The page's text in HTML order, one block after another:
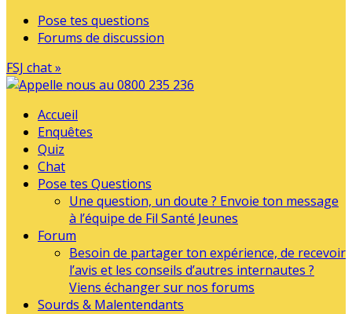
Pose tes questions
Forums de discussion
FSJ chat »
Accueil
Enquêtes
Quiz
Chat
Pose tes Questions
Une question, un doute ? Envoie ton message
à l’équipe de Fil Santé Jeunes
Forum
Besoin de partager ton expérience, de recevoir
l’avis et les conseils d’autres internautes ?
Viens échanger sur nos forums
Sourds & Malentendants